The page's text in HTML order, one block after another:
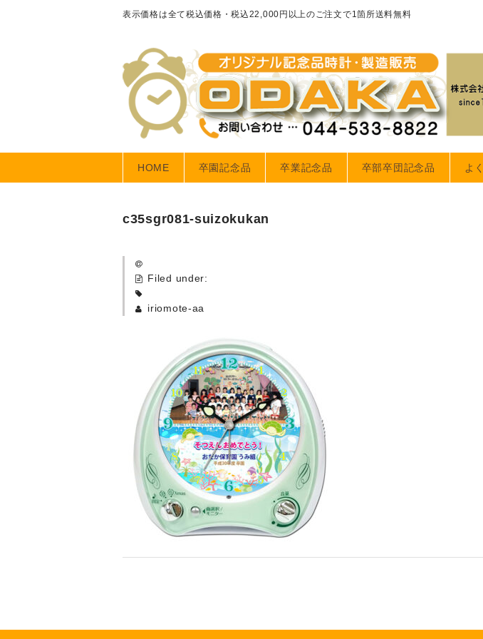
表示価格は全て税込価格・税込22,000円以上のご注文で1箇所送料無料
HOME 卒園記念品 卒業記念品 卒部卒団記念品 よ
c35sgr081-suizokukan
Filed under:
iriomote-aa